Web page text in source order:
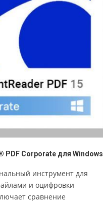
PDF Corporate для Windows
инструмент для
и оцифровки
сравнение